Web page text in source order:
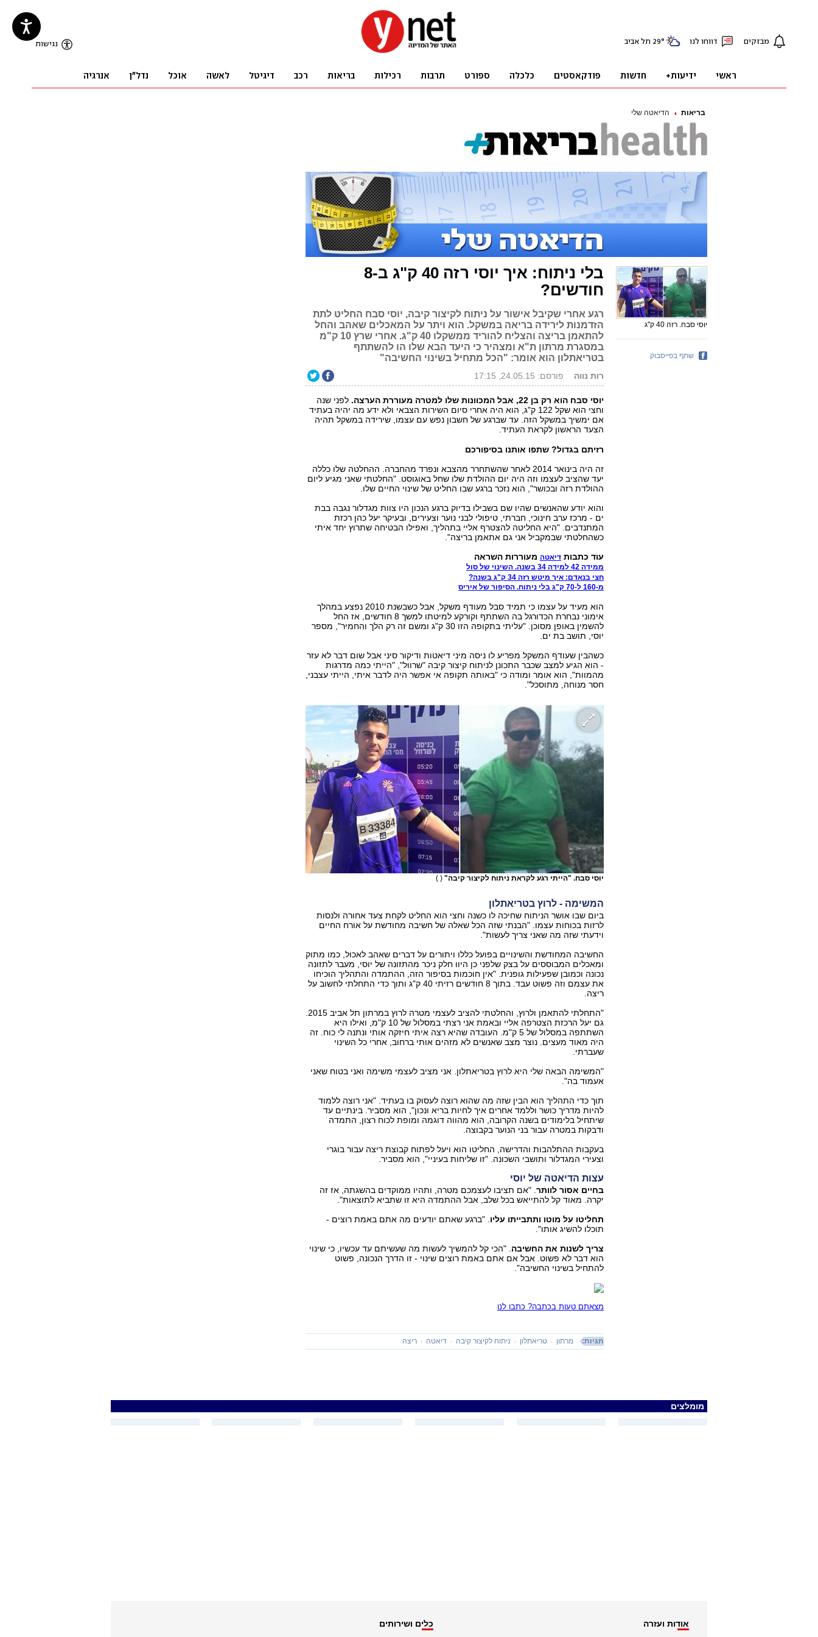
בריאות הדיאטה שלי
בלי ניתוח: איך יוסי רזה 40 ק"ג ב-8
חודשים?
רגע אחרי שקיבל אישור על ניתוח לקיצור קיבה, יוסי סבח החליט לתת
הזדמנות לירידה בריאה במשקל. הוא ויתר על המאכלים שאהב והחל
להתאמן בריצה והצליח להוריד ממשקלו 40 ק"ג. אחרי שרץ 10 ק"מ
במסגרת מרתון ת"א ומצהיר כי היעד הבא שלו הו להשתתף
בטריאתלון הוא אומר: "הכל מתחיל בשינוי החשיבה"
רות נווה פורסם: 24.05.15, 17:15
יוסי סבח הוא רק בן 22, אבל המכוונות שלו למטרה מעוררת הערצה.
לפני שנה
וחצי הוא שקל 122 ק"ג, הוא היה אחרי סיום השירות הצבאי ולא ידע מה יהיה בעתיד
אם ימשיך במשקל הזה. עד שברגע של חשבון נפש עם עצמו, שירידה במשקל תהיה
הצעד הראשון לקראת העתיד.
רזיתם בגדול? שתפו אותנו בסיפורכם
זה היה בינואר 2014 לאחר שהשתחרר מהצבא ונפרד מהחברה. ההחלטה שלו כללה
יעד שהציב לעצמו וזה היה יום ההולדת שלו שחל באוגוסט. "החלטתי שאני מגיע ליום
ההולדת רזה ובכושר", הוא נזכר ברגע שבו החליט של שינוי החיים שלו.
והוא יודע שהאנשים שהיו שם בשבילו בדיוק ברגע הנכון היו צוות מגדלור נגבה בבת
ים - מרכז ערב חינוכי, חברתי, טיפולי לבני נוער וצעירים, ובעיקר יעל כהן רכזת
המתנדבים. "היא החליטה להצטרף אליי בתהליך, ואפילו הבטיחה שתרוץ יחד איתי
כשהחלטתי שבמקביל אני גם אתאמן בריצה".
עוד כתבות דיאטהמעוררות השראה
ממידה 42 למידה 34 בשנה. השינוי של סול
חצי בנאדם: איך מיטש רזה 34 ק"ג בשנה?
מ-160 ל-70 ק"ג בלי ניתוח. הסיפור של איריס
הוא מעיד על עצמו כי תמיד סבל מעודף משקל, אבל כשבשנת 2010 נפצע במהלך
אימוני נבחרת הכדורגל בה השתתף וקורקע למיטתו למשך 8 חודשים, אז החל
להשמין באופן מסוכן. "עליתי בתקופה הזו 30 ק"ג ומשם זה רק הלך והחמיר", מספר
יוסי, תושב בת ים.
כשהבין שעודף המשקל מפריע לו ניסה מיני דיאטות ודיקור סיני אבל שום דבר לא עזר
- הוא הגיע למצב שכבר התכונן לניתוח קיצור קיבה "שרוול", "הייתי כמה מדרגות
מהמוות", הוא אומר ומודה כי "באותה תקופה אי אפשר היה לדבר איתי, הייתי עצבני,
חסר מנוחה, מתוסכל".
יוסי סבח. "הייתי רגע לקראת ניתוח לקיצור קיבה" ( )
המשימה - לרוץ בטריאתלון
ביום שבו אושר הניתוח שחיכה לו כשנה וחצי הוא החליט לקחת צעד אחורה ולנסות
לרזות בכוחות עצמו. "הבנתי שזה הכל שאלה של חשיבה מחודשת על אורח החיים
וידעתי שזה מה שאני צריך לעשות".
החשיבה המחודשת והשינויים בפועל כללו ויתורים על דברים שאהב לאכול, כמו מתוק
ומאכלים המבוססים על בצק שלפני כן היוו חלק ניכר מהתזונה של יוסי, מעבר לתזונה
נכונה וכמובן שפעילות גופנית. "אין חוכמות בסיפור הזה, ההתמדה והתהליך הוכיחו
את עצמם וזה פשוט עבד. בתוך 8 חודשים רזיתי 40 ק"ג ותוך כדי התחלתי לחשוב על
ריצה.
גם יעל הרכזת הצטרפה אליי ובאמת אני רצתי במסלול של 10 ק"מ, ואילו היא
השתתפה במסלול של 5 ק"מ. העובדה שהיא רצה איתי חיזקה אותי ונתנה לי כוח. זה
היה מאוד מעצים. נוצר מצב שאנשים לא מזהים אותי ברחוב, אחרי כל השינוי
שעברתי.
"המשימה הבאה שלי היא לרוץ בטריאתלון. אני מציב לעצמי משימה ואני בטוח שאני
אעמוד בה".
תוך כדי התהליך הוא הבין שזה מה שהוא רוצה לעסוק בו בעתיד. "אני רוצה ללמוד
להיות מדריך כושר וללמד אחרים איך לחיות בריא ונכון", הוא מסביר. בינתיים עד
שיתחיל בלימודים בשנה הקרובה, הוא מהווה דוגמה ומופת לכוח רצון, התמדה
ודבקות במטרה עבור בני הנוער בקבוצה.
בעקבות ההתלהבות והדרישה, החליטו הוא ויעל לפתוח קבוצת ריצה עבור בוגרי
וצעירי המגדלור ותושבי השכונה. "זו שליחות בעיניי", הוא מסביר.
עצות הדיאטה של יוסי
בחיים אסור לוותר. "אם תציבו לעצמכם מטרה, ותהיו ממוקדים בהשגתה, אז זה
יקרה. מאוד קל להתייאש בכל שלב, אבל ההתמדה היא זו שתביא לתוצאות".
תחליטו על מוטו ותתבייתו עליו . "ברגע שאתם יודעים מה אתם באמת רוצים -
תוכלו להשיג אותו".
צריך לשנות את החשיבה . "הכי קל להמשיך לעשות מה שעשיתם עד עכשיו, כי שינוי
הוא דבר לא פשוט. אבל אם אתם באמת רוצים שינוי - זו הדרך הנכונה, פשוט
להתחיל בשינוי החשיבה".
מצאתם טעות בכתבה? כתבו לנו
תגיות: מרתון טריאתלון ניתוח לקיצור קיבה דיאטה ריצה
יוסי סבח. רזה 40 ק"ג
שתף בפייסבוק
מומלצים
אודות ועזרה כלים ושירותים